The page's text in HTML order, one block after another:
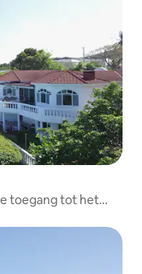
toegang tot het